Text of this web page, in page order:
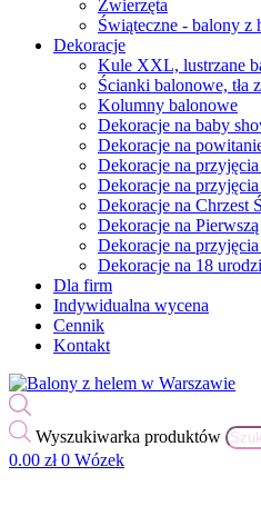
Zwierzęta
Świąteczne - balony z
Dekoracje
Kule XXL, lustrzane
Ścianki balonowe, tła
Kolumny balonowe
Dekoracje na baby
Dekoracje na
Dekoracje na
Dekoracje na
Dekoracje na Chrzest
Dekoracje na
Dekoracje na przyjęcia
Dekoracje na 18
Dla firm
Indywidualna wycena
Cennik
Kontakt
Wyszukiwarka produktów
0.00 zł 0 Wózek